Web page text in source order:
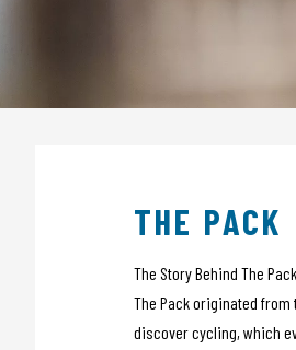
THE PACK
The Story Behind The
The Pack originated from
discover cycling, which